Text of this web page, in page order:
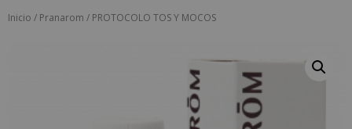
Inicio / Pranarom / PROTOCOLO TOS Y MOCOS